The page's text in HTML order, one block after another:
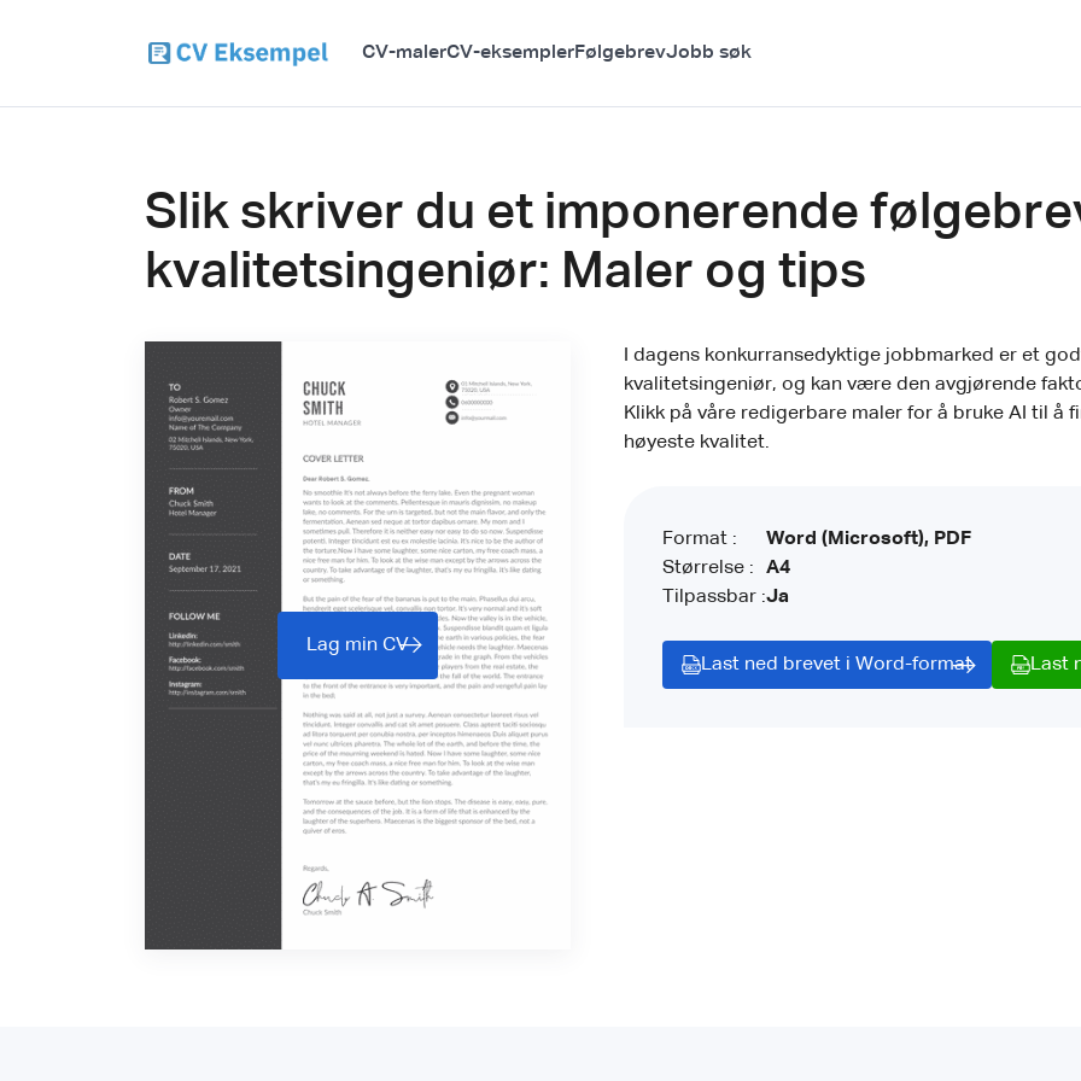
CV-malerCV-eksemplerFølgebrevJobb søk
Slik skriver du et imponerende
kvalitetsingeniør: Maler og tips
Lag min CV
I dagens konkurransedyktige jobbmarked er et
kvalitetsingeniør, og kan være den avgjørende
Klikk på våre redigerbare maler for å bruke AI til
høyeste kvalitet.
Format :
Størrelse :
Tilpassbar :
Word (Microsoft), PDF
A4
Ja
Last ned brevet i Word-format Last